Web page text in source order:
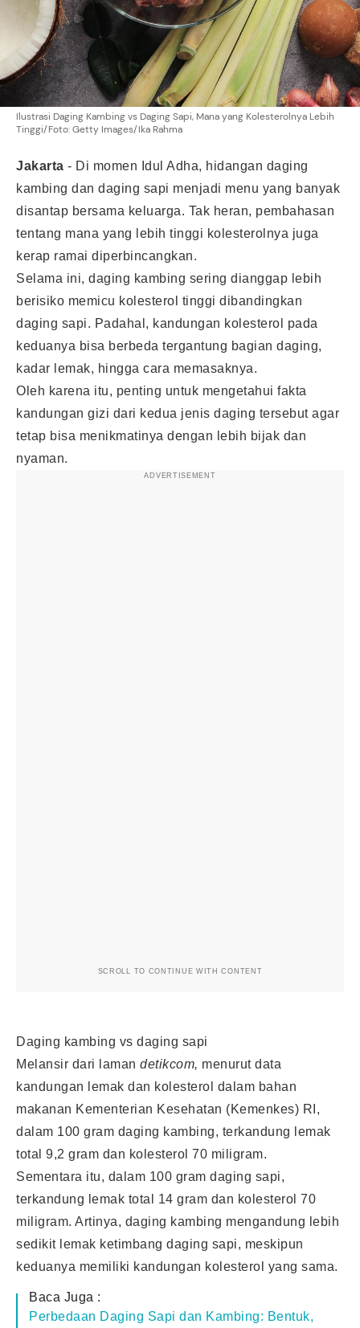
Ilustrasi Daging Kambing vs Daging Sapi, Mana yang Kolesterolnya Lebih
Tinggi/Foto: Getty Images/Ika Rahma
Jakarta - Di momen Idul Adha, hidangan daging
kambing dan daging sapi menjadi menu yang banyak
disantap bersama keluarga. Tak heran, pembahasan
tentang mana yang lebih tinggi kolesterolnya juga
kerap ramai diperbincangkan.
Selama ini, daging kambing sering dianggap lebih
berisiko memicu kolesterol tinggi dibandingkan
daging sapi. Padahal, kandungan kolesterol pada
keduanya bisa berbeda tergantung bagian daging,
kadar lemak, hingga cara memasaknya.
Oleh karena itu, penting untuk mengetahui fakta
kandungan gizi dari kedua jenis daging tersebut agar
tetap bisa menikmatinya dengan lebih bijak dan
nyaman.
ADVERTISEMENT
SCROLL TO CONTINUE WITH CONTENT
Daging kambing vs daging sapi
Melansir dari laman detikcom, menurut data
kandungan lemak dan kolesterol dalam bahan
makanan Kementerian Kesehatan (Kemenkes) RI,
dalam 100 gram daging kambing, terkandung lemak
total 9,2 gram dan kolesterol 70 miligram.
Sementara itu, dalam 100 gram daging sapi,
terkandung lemak total 14 gram dan kolesterol 70
miligram. Artinya, daging kambing mengandung lebih
sedikit lemak ketimbang daging sapi, meskipun
keduanya memiliki kandungan kolesterol yang sama.
Baca Juga :
Perbedaan Daging Sapi dan Kambing: Bentuk,